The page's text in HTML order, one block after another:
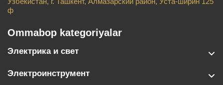
ф
Ommabop kategoriyalar
Электрика и свет
Электроинструмент